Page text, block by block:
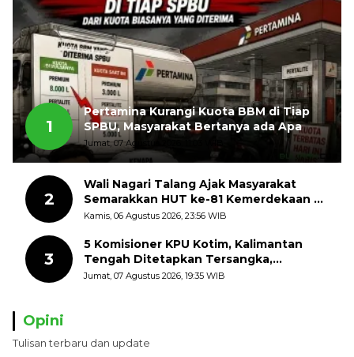
1
Pertamina Kurangi Kuota BBM di Tiap
SPBU, Masyarakat Bertanya ada Apa
Jumat, 07 Agustus 2026, 11:03 WIB
2
Wali Nagari Talang Ajak Masyarakat
Semarakkan HUT ke-81 Kemerdekaan RI
dengan Mengibarkan Bendera Merah
Kamis, 06 Agustus 2026, 23:56 WIB
3
5 Komisioner KPU Kotim, Kalimantan
Tengah Ditetapkan Tersangka,
Kerugian Negara ditaksir 10 Milyard
Jumat, 07 Agustus 2026, 19:35 WIB
Opini
Tulisan terbaru dan update